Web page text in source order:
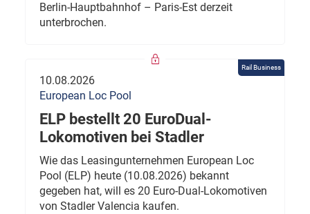
Berlin-Hauptbahnhof – Paris-Est derzeit
unterbrochen.
Rail Business
10.08.2026
European Loc Pool
ELP bestellt 20 EuroDual-
Lokomotiven bei Stadler
Wie das Leasingunternehmen European Loc
Pool (ELP) heute (10.08.2026) bekannt
gegeben hat, will es 20 Euro-Dual-Lokomotiven
von Stadler Valencia kaufen.